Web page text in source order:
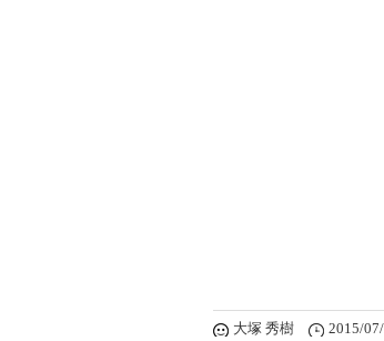
大塚 秀樹 2015/